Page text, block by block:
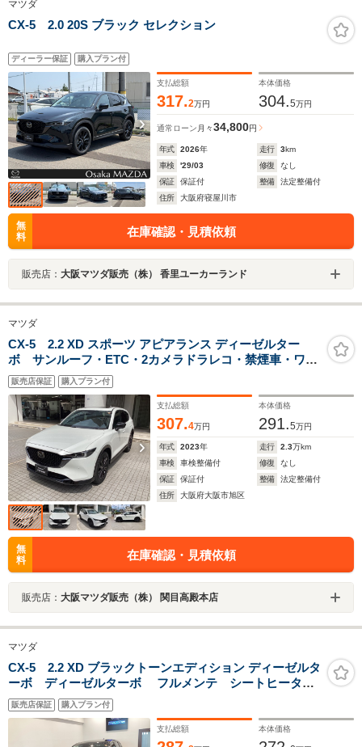
マツダ
CX-5 2.0 20S ブラック セレクション
ディーラー保証 購入プラン付
支払総額
317.2万円
本体価格
304.5万円
通常ローン 月々34,800円
年式 2026年 走行 3km
車検
'29/03 修復
なし
保証
保証付 整備
法定整備付
住所
大阪府寝屋川市
無
料
在庫確認・見積依頼
販売店： 大阪マツダ販売（株） 香里ユーカーランド
マツダ
CX-5 2.2 XD スポーツ アピアランス ディーゼルター
ボ サンルーフ・ETC・2カメラドラレコ・禁煙車・ワン
オーナー・BOSEスピーカー
販売店保証 購入プラン付
支払総額
307.4万円
本体価格
291.5万円
年式 2023年 走行 2.3万km
車検
車検整備付 修復
なし
保証
保証付 整備
法定整備付
住所
大阪府大阪市旭区
無
料
在庫確認・見積依頼
販売店： 大阪マツダ販売（株） 関目高殿本店
マツダ
CX-5 2.2 XD ブラックトーンエディション ディーゼルタ
ーボ ディーゼルターボ フルメンテ シートヒーター
ETC 360ビューモニター ナビTV
販売店保証 購入プラン付
支払総額 本体価格